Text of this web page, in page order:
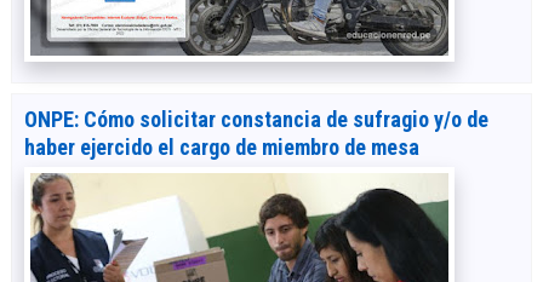
ONPE: Cómo solicitar constancia de sufragio y/o de
haber ejercido el cargo de miembro de mesa